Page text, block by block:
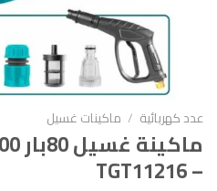
عدد كهربائية / ماكينات غسيل
– TGT11216